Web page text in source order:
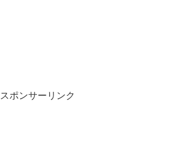
スポンサーリンク